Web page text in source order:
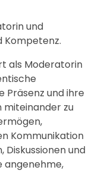
und
Kompetenz.
als Moderatorin
Präsenz und ihre
miteinander zu
Kommunikation
und
angenehme,